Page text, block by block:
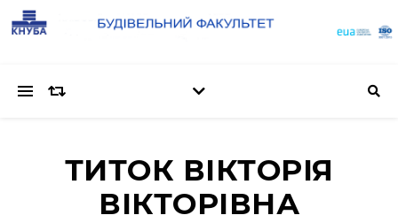
ТИТОК ВІКТОРІЯ
ВІКТОРІВНА